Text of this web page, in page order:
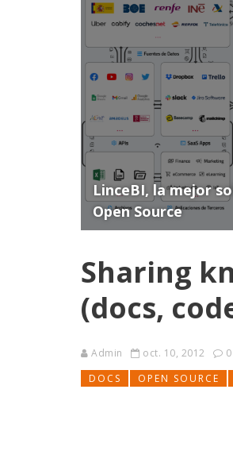
LinceBI, la mejor
Open Source
Sharing
(docs,
Admin oct. 10, 2012
0
DOCS
OPEN SOURCE